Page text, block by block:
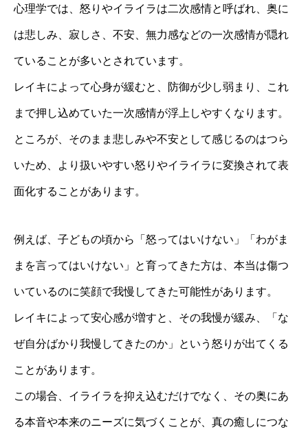
心理学では、怒りやイライラは二次感情と呼ばれ、奥に
は悲しみ、寂しさ、不安、無力感などの一次感情が隠れ
ていることが多いとされています。
レイキによって心身が緩むと、防御が少し弱まり、これ
まで押し込めていた一次感情が浮上しやすくなります。
ところが、そのまま悲しみや不安として感じるのはつら
いため、より扱いやすい怒りやイライラに変換されて表
面化することがあります。
例えば、子どもの頃から「怒ってはいけない」「わがま
まを言ってはいけない」と育ってきた方は、本当は傷つ
いているのに笑顔で我慢してきた可能性があります。
レイキによって安心感が増すと、その我慢が緩み、「な
ぜ自分ばかり我慢してきたのか」という怒りが出てくる
ことがあります。
この場合、イライラを抑え込むだけでなく、その奥にあ
る本音や本来のニーズに気づくことが、真の癒しにつな